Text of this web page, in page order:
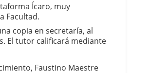
Ícaro, muy
Facultad.
copia en secretaría, al
El tutor calificará mediante
Faustino Maestre